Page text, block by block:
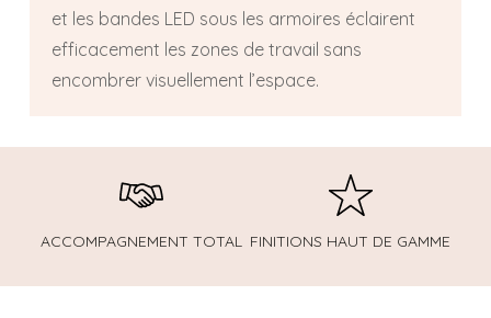
et les bandes LED sous les armoires éclairent
efficacement les zones de travail sans
encombrer visuellement l’espace.
ACCOMPAGNEMENT TOTAL FINITIONS HAUT DE GAMME